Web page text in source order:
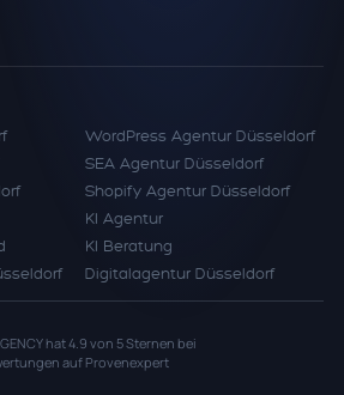
WordPress Agentur Düsseldorf
SEA Agentur Düsseldorf
Shopify Agentur Düsseldorf
KI Agentur
KI Beratung
Digitalagentur Düsseldorf
hat4.9 von 5Sternen bei
auf Provenexpert